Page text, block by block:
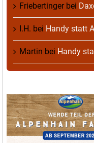
Friebertingerbei
I.H. bei Handy statt
Martin bei Handy